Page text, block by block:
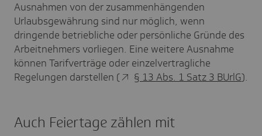
Ausnahmen von der zusammenhängenden
Urlaubsgewährung sind nur möglich, wenn
dringende betriebliche oder persönliche Gründe des
Arbeitnehmers vorliegen. Eine weitere Ausnahme
können Tarifverträge oder einzelvertragliche
Regelungen darstellen (
§ 13 Abs. 1 Satz 3 BUrlG).
Auch Feiertage zählen mit